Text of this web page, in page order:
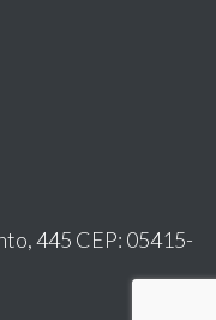
445 CEP: 05415-